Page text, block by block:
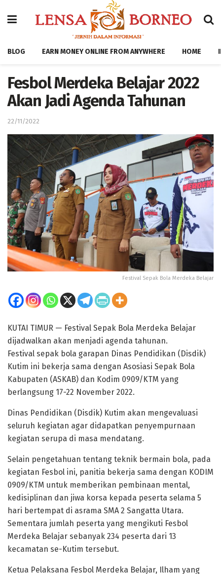
BLOG EARN MONEY ONLINE FROM ANYWHERE HOME
Fesbol Merdeka Belajar 2022
Akan Jadi Agenda Tahunan
22/11/2022
Festival Sepak Bola Merdeka Belajar
KUTAI TIMUR — Festival Sepak Bola Merdeka Belajar
dijadwalkan akan menjadi agenda tahunan.
Festival sepak bola garapan Dinas Pendidikan (Disdik)
Kutim ini bekerja sama dengan Asosiasi Sepak Bola
Kabupaten (ASKAB) dan Kodim 0909/KTM yang
berlangsung 17-22 November 2022.
Dinas Pendidikan (Disdik) Kutim akan mengevaluasi
seluruh kegiatan agar didapatkan penyempurnaan
kegiatan serupa di masa mendatang.
Selain pengetahuan tentang teknik bermain bola, pada
kegiatan Fesbol ini, panitia bekerja sama dengan KODIM
0909/KTM untuk memberikan pembinaan mental,
kedisiplinan dan jiwa korsa kepada peserta selama 5
hari bertempat di asrama SMA 2 Sangatta Utara.
Sementara jumlah peserta yang mengikuti Fesbol
Merdeka Belajar sebanyak 234 peserta dari 13
kecamatan se-Kutim tersebut.
Ketua Pelaksana Fesbol Merdeka Belajar, Ilham yang